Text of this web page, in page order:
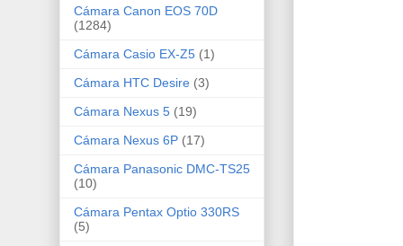
Cámara Canon EOS 70D
(1284)
Cámara Casio EX-Z5 (1)
Cámara HTC Desire (3)
Cámara Nexus 5 (19)
Cámara Nexus 6P (17)
Cámara Panasonic DMC-TS25
(10)
Cámara Pentax Optio 330RS
(5)